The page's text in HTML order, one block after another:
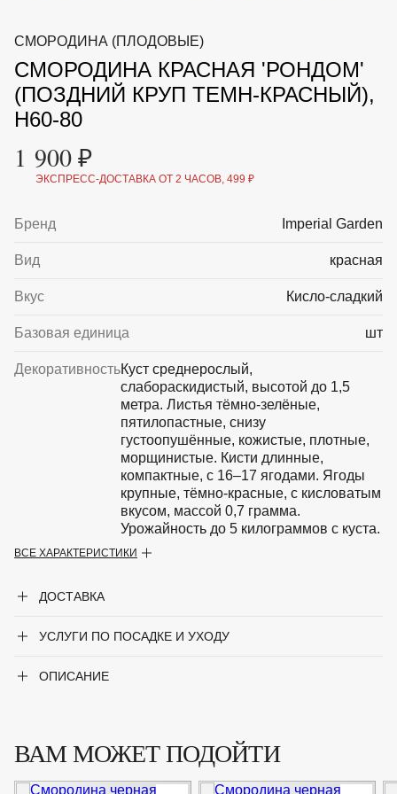
МАЛАЯ МЕХАНИЗАЦИЯ
ОТПУГИВАТЕЛИ ОТ ПТИЦ, НАСЕКОМЫХ И
ГРЫЗУНОВ
САДОВАЯ ОДЕЖДА И ОБУВЬ
САДОВЫЙ ИНСТРУМЕНТ
СЕМЕНА
ТОВАРЫ ДЛЯ БАНЬ И САУН
ТОВАРЫ ДЛЯ ПОЛИВА
ХОЗ ТОВАРЫ
Sale
УХОД
+7 (495) 197 87
87
СМОРОДИНА (ПЛОДОВЫЕ)
СМОРОДИНА КРАСНАЯ 'РОНДОМ'
(ПОЗДНИЙ КРУП ТЕМН-КРАСНЫЙ),
H60-80
1 900 ₽
ЭКСПРЕСС-ДОСТАВКА ОТ 2 ЧАСОВ, 499 ₽
Бренд Imperial Garden
Вид красная
Вкус Кисло-сладкий
Базовая единица шт
ДекоративностьКуст среднерослый,
слабораскидистый, высотой до 1,5
метра. Листья тёмно-зелёные,
пятилопастные, снизу
густоопушённые, кожистые, плотные,
морщинистые. Кисти длинные,
компактные, с 16–17 ягодами. Ягоды
крупные, тёмно-красные, с кисловатым
вкусом, массой 0,7 грамма.
Урожайность до 5 килограммов с куста.
Максимальная высота
ОписаниеКуст среднерослый, слабораскидистый,
пятилопастные, снизу густоопушённые,
кисловатым вкусом, массой 0,7 грамма.
Урожайность до 5 килограммов с куста.
ВСЕ ХАРАКТЕРИСТИКИ
ДОСТАВКА
УСЛУГИ ПО ПОСАДКЕ И УХОДУ
ОПИСАНИЕ
ВАМ МОЖЕТ ПОДОЙТИ